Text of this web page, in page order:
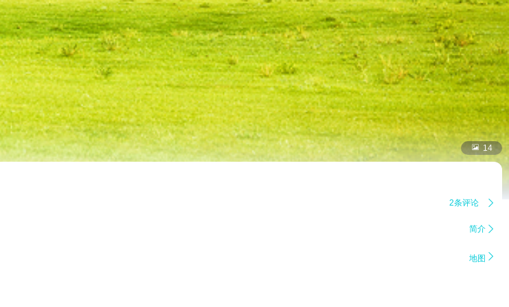
 14
2条评论 
简介 
地图 